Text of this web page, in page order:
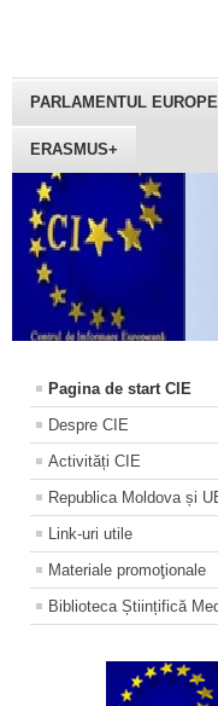
PARLAMENTUL
ERASMUS+
Pagina de start CIE
Despre CIE
Activități CIE
Republica Moldova și
Link-uri utile
Materiale promoţionale
Biblioteca Științifică